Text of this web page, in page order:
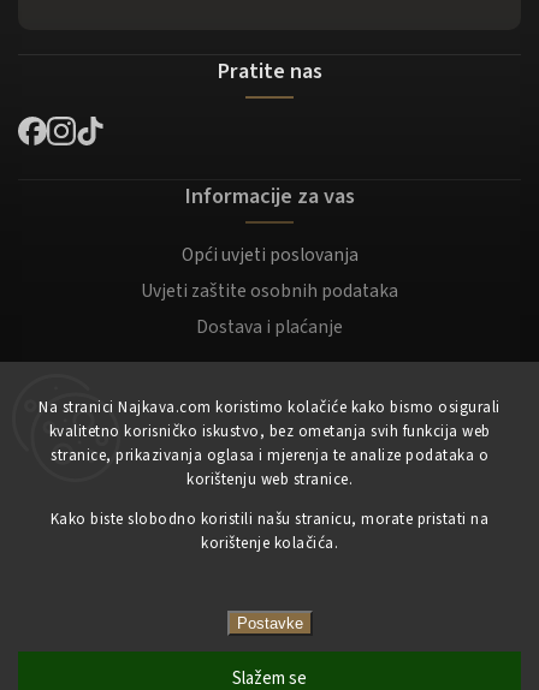
Na stranici Najkava.com koristimo kolačiće kako bismo osigurali
kvalitetno korisničko iskustvo, bez ometanja svih funkcija web
stranice, prikazivanja oglasa i mjerenja te analize podataka o
korištenju web stranice.
Kako biste slobodno koristili našu stranicu, morate pristati na
korištenje kolačića.
Postavke
Slažem se
Pratite nas
Informacije za vas
Opći uvjeti poslovanja
Uvjeti zaštite osobnih podataka
Dostava i plaćanje
Moj račun
Registracija
Prijaviti se
Copyright 2023NajKava.com